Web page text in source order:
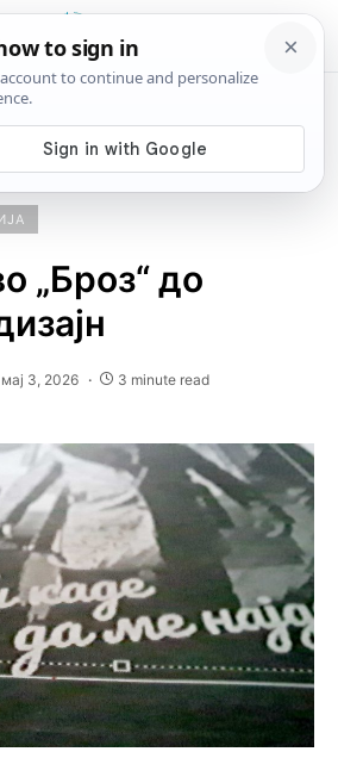
Од кафе во „Броз“ до финален
„Броз“ до
мај 3, 2026 3 minute read